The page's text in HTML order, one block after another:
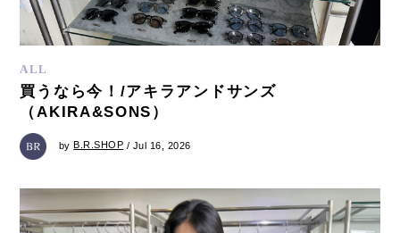
ALL
買うなら今！/アキラアンドサンズ
（AKIRA&SONS）
by B.R.SHOP / Jul 16, 2026